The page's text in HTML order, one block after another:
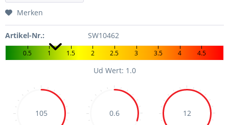
Merken
Artikel-Nr.: SW10462
0.5 1 1.5 2 2.5 3 3.5 4 4.5
Ud Wert: 1.0
105 0.6 12